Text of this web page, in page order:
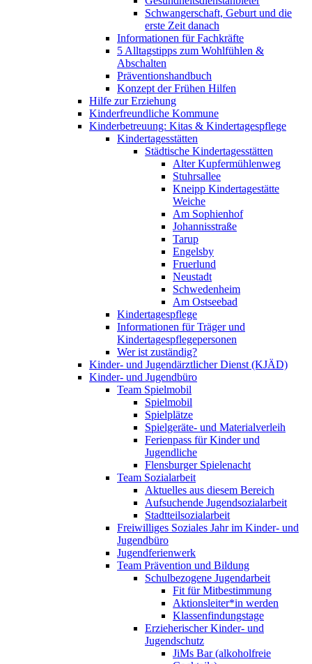
Schwangerschaft, Geburt und die
erste Zeit danach
Informationen für Fachkräfte
5 Alltagstipps zum Wohlfühlen &
Abschalten
Präventionshandbuch
Konzept der Frühen Hilfen
Hilfe zur Erziehung
Kinderfreundliche Kommune
Kinderbetreuung: Kitas & Kindertagespflege
Kindertagesstätten
Städtische Kindertagesstätten
Alter Kupfermühlenweg
Stuhrsallee
Kneipp Kindertagestätte
Weiche
Am Sophienhof
Johannisstraße
Tarup
Engelsby
Fruerlund
Neustadt
Schwedenheim
Am Ostseebad
Kindertagespflege
Informationen für Träger und
Kindertagespflegepersonen
Wer ist zuständig?
Kinder- und Jugendärztlicher Dienst (KJÄD)
Kinder- und Jugendbüro
Team Spielmobil
Spielmobil
Spielplätze
Spielgeräte- und Materialverleih
Ferienpass für Kinder und
Jugendliche
Flensburger Spielenacht
Team Sozialarbeit
Aktuelles aus diesem Bereich
Aufsuchende Jugendsozialarbeit
Stadtteilsozialarbeit
Freiwilliges Soziales Jahr im Kinder- und
Jugendbüro
Jugendferienwerk
Team Prävention und Bildung
Schulbezogene Jugendarbeit
Fit für Mitbestimmung
Aktionsleiter*in werden
Klassenfindungstage
Erzieherischer Kinder- und
Jugendschutz
JiMs Bar (alkoholfreie